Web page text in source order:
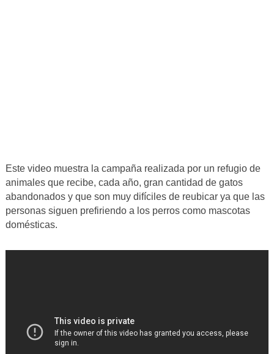
Este video muestra la campaña realizada por un refugio de
animales que recibe, cada año, gran cantidad de gatos
abandonados y que son muy difíciles de reubicar ya que las
personas siguen prefiriendo a los perros como mascotas
domésticas.